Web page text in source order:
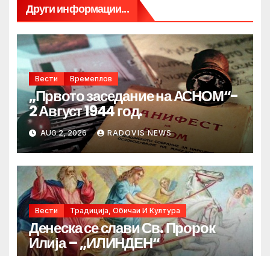
Други информации...
Вести Времеплов
„Првото заседание на АСНОМ“-
2 Август 1944 год.
AUG 2, 2026 RADOVIS NEWS
Вести Традиција, Обичаи И Култура
Денеска се слави Св. Пророк
Илија – „ИЛИНДЕН“